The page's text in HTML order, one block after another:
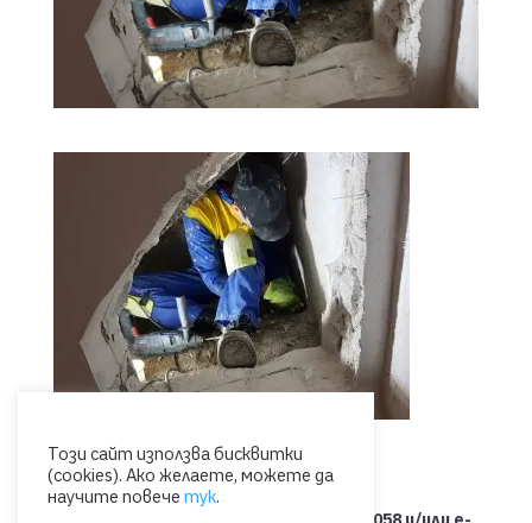
Този сайт използва бисквитки
(cookies). Ако желаете, можете да
научите повече тук.